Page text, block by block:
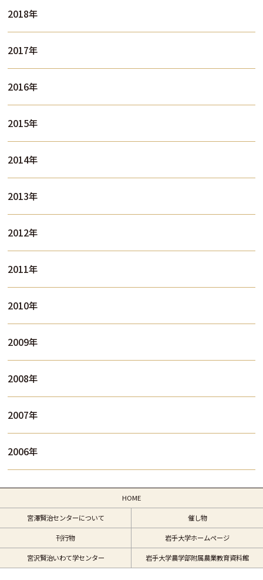
2018年
2017年
2016年
2015年
2014年
2013年
2012年
2011年
2010年
2009年
2008年
2007年
2006年
HOME
宮澤賢治センターについて 催し物
刊行物 岩手大学ホームページ
宮沢賢治いわて学センター 岩手大学農学部附属農業教育資料館